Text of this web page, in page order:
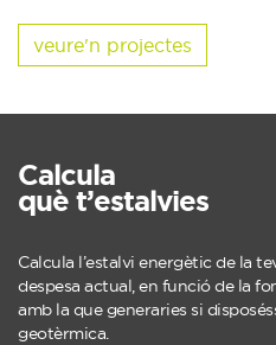
veure'n projectes
Calcula
què t’estalvies
Calcula l’estalvi energètic de la
despesa actual, en funció de la
amb la que generaries si
geotèrmica.